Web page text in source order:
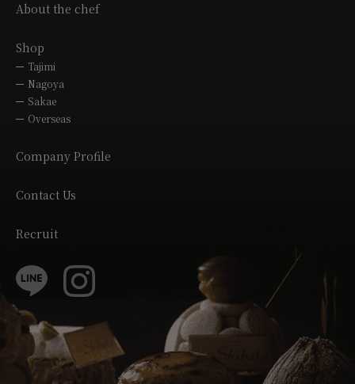
About the chef
Shop
Tajimi
Nagoya
Sakae
Overseas
Company Profile
Contact Us
Recruit